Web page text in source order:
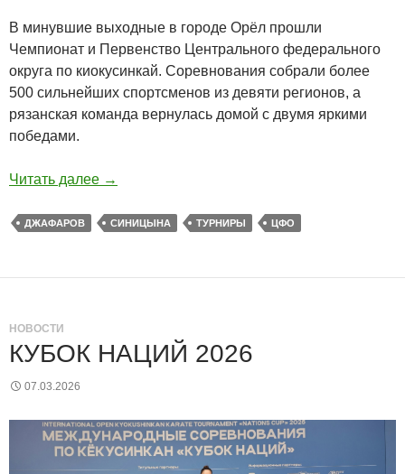
В минувшие выходные в городе Орёл прошли
Чемпионат и Первенство Центрального федерального
округа по киокусинкай. Соревнования собрали более
500 сильнейших спортсменов из девяти регионов, а
рязанская команда вернулась домой с двумя яркими
победами.
Читать далее →
ДЖАФАРОВ СИНИЦЫНА ТУРНИРЫ ЦФО
НОВОСТИ
КУБОК НАЦИЙ 2026
07.03.2026